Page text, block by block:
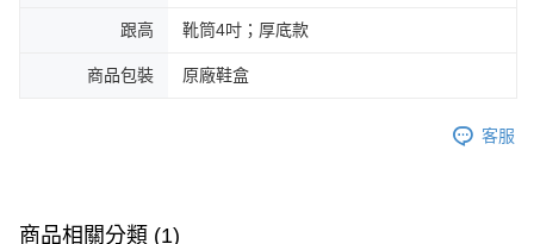
跟高 靴筒4吋；厚底款
商品包裝 原廠鞋盒
客服
商品相關分類 (1)